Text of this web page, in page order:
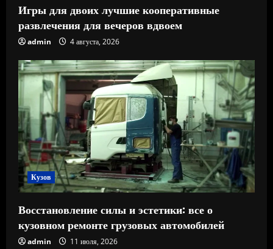
Игры для двоих лучшие кооперативные
развлечения для вечеров вдвоем
admin 4 августа, 2026
Кузов
Восстановление силы и эстетики: все о
кузовном ремонте грузовых автомобилей
admin 11 июля, 2026